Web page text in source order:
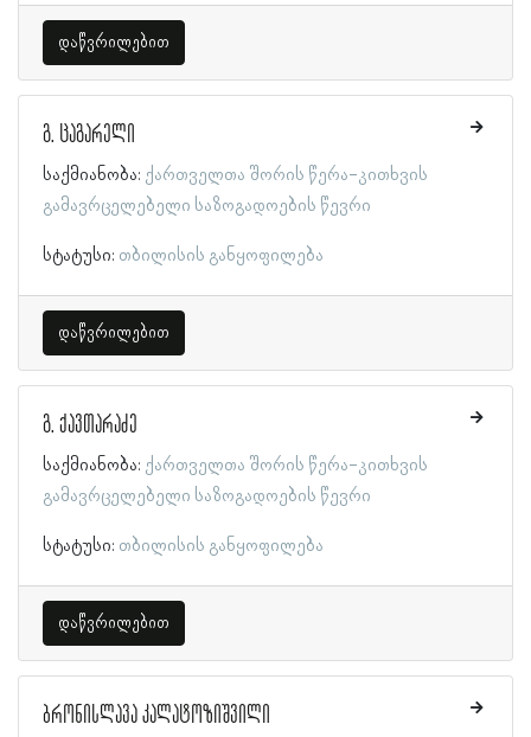
დაწვრილებით
გ. ცაგარელი
საქმიანობა: ქართველთა შორის წერა-კითხვის
გამავრცელებელი საზოგადოების წევრი
სტატუსი: თბილისის განყოფილება
დაწვრილებით
გ. ქავთარაძე
საქმიანობა: ქართველთა შორის წერა-კითხვის
გამავრცელებელი საზოგადოების წევრი
სტატუსი: თბილისის განყოფილება
დაწვრილებით
ბრონისლავა კალატოზიშვილი